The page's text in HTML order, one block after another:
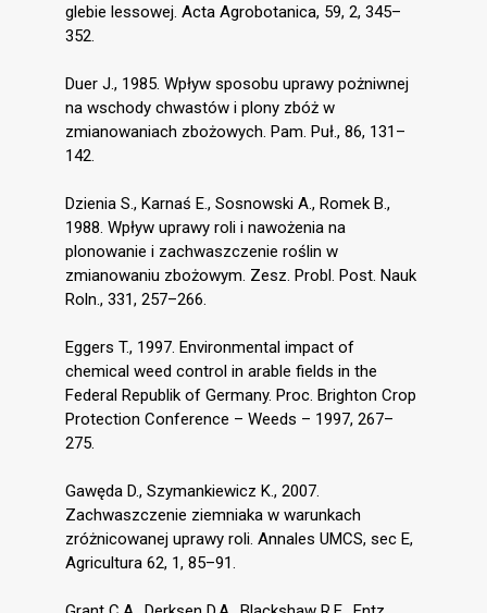
glebie lessowej. Acta Agrobotanica, 59, 2, 345–
352.
Duer J., 1985. Wpływ sposobu uprawy pożniwnej
na wschody chwastów i plony zbóż w
zmianowaniach zbożowych. Pam. Puł., 86, 131–
142.
Dzienia S., Karnaś E., Sosnowski A., Romek B.,
1988. Wpływ uprawy roli i nawożenia na
plonowanie i zachwaszczenie roślin w
zmianowaniu zbożowym. Zesz. Probl. Post. Nauk
Roln., 331, 257–266.
Eggers T., 1997. Environmental impact of
chemical weed control in arable fields in the
Federal Republik of Germany. Proc. Brighton Crop
Protection Conference – Weeds – 1997, 267–
275.
Gawęda D., Szymankiewicz K., 2007.
Zachwaszczenie ziemniaka w warunkach
zróżnicowanej uprawy roli. Annales UMCS, sec E,
Agricultura 62, 1, 85–91.